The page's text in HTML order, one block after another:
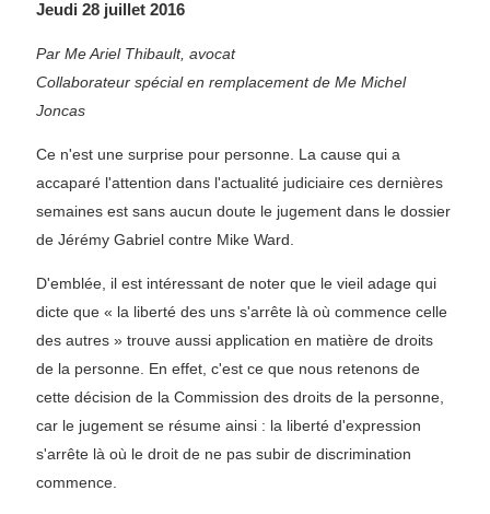
Jeudi 28 juillet 2016
Par Me Ariel Thibault, avocat
Collaborateur spécial en remplacement de Me Michel
Joncas
Ce n'est une surprise pour personne. La cause qui a
accaparé l'attention dans l'actualité judiciaire ces dernières
semaines est sans aucun doute le jugement dans le dossier
de Jérémy Gabriel contre Mike Ward.
D'emblée, il est intéressant de noter que le vieil adage qui
dicte que « la liberté des uns s'arrête là où commence celle
des autres » trouve aussi application en matière de droits
de la personne. En effet, c'est ce que nous retenons de
cette décision de la Commission des droits de la personne,
car le jugement se résume ainsi : la liberté d'expression
s'arrête là où le droit de ne pas subir de discrimination
commence.